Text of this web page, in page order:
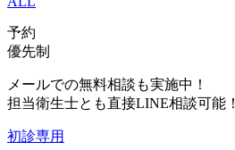
予約
優先制
メールでの無料相談も実施中！
担当衛生士とも直接LINE相談可能！
初診専用